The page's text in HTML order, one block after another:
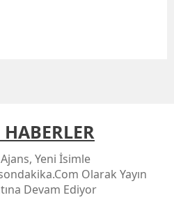
Hakkari
Hatay
Isparta
Yeni İsimle
Olarak Yayın
Devam Ediyor